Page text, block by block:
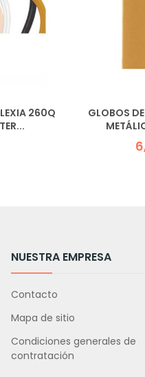
260Q
GLOBOS
NUESTRA EMPRESA
Contacto
Mapa de sitio
Condiciones generales de
contratación